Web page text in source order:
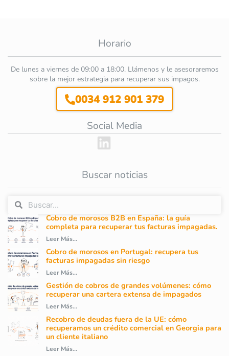
Horario
De lunes a viernes de 09:00 a 18:00. Llámenos y le asesoraremos
sobre la mejor estrategia para recuperar sus impagos.
0034 912 901 379
Social Media
Buscar noticias
Cobro de morosos B2B en España: la guía
completa para recuperar tus facturas impagadas.
Leer Más...
Cobro de morosos en Portugal: recupera tus
facturas impagadas sin riesgo
Leer Más...
Gestión de cobros de grandes volúmenes: cómo
recuperar una cartera extensa de impagados
Leer Más...
Recobro de deudas fuera de la UE: cómo
recuperamos un crédito comercial en Georgia para
un cliente italiano
Leer Más...